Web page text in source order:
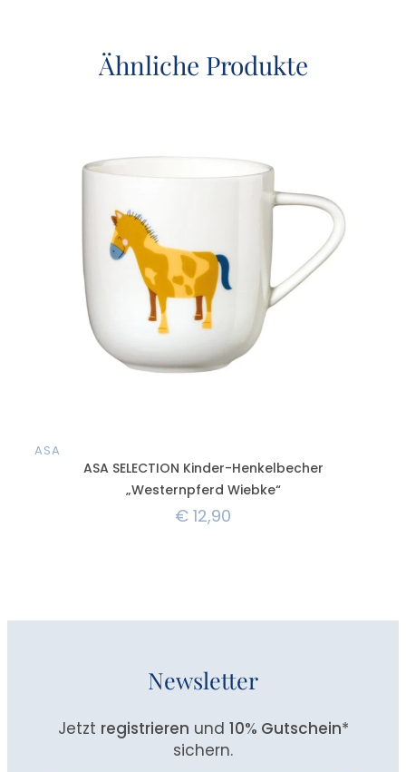
Ähnliche Produkte
ASA
ASA SELECTION Kinder-Henkelbecher
„Westernpferd Wiebke“
€ 12,90
Newsletter
Jetzt registrieren und 10% Gutschein*
sichern.